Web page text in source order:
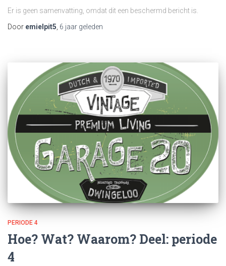
Er is geen samenvatting, omdat dit een beschermd bericht is.
Door emielpit5 6 jaar geleden
PERIODE 4
Hoe? Wat? Waarom? Deel: periode
4